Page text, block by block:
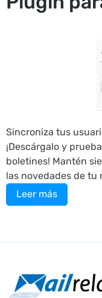
Sincroniza tus
¡Descárgalo y
boletines! Mantén
las novedades de tu
Leer más